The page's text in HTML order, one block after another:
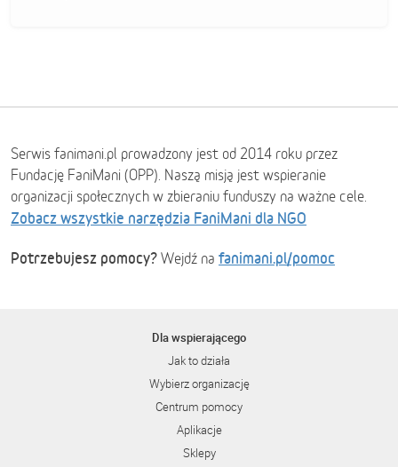
Serwis fanimani.pl prowadzony jest od 2014 roku przez
Fundację FaniMani (OPP). Naszą misją jest wspieranie
organizacji społecznych w zbieraniu funduszy na ważne cele.
Zobacz wszystkie narzędzia FaniMani dla NGO
Potrzebujesz pomocy? Wejdź na fanimani.pl/pomoc
Dla wspierającego
Jak to działa
Wybierz organizację
Centrum pomocy
Aplikacje
Sklepy